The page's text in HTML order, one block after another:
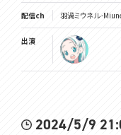
配信ch 羽渦ミウネル -
出演
2024/5/9